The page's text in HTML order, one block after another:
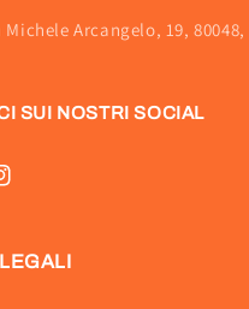
Michele Arcangelo, 19,
SUI NOSTRI SOCIAL